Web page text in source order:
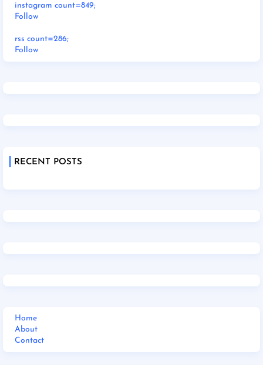
instagram count=849;
Follow
rss count=286;
Follow
RECENT POSTS
Home
About
Contact